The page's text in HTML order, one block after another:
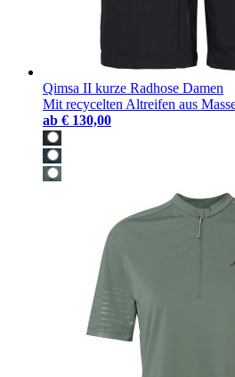
Qimsa II kurze Radhose Damen
Mit recycelten Altreifen aus
ab € 130,00